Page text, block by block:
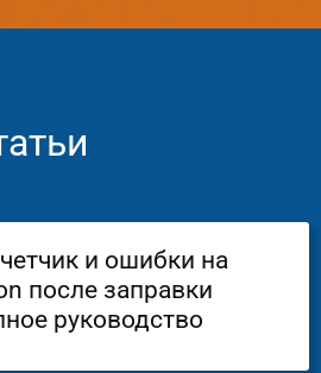
и ошибки на
после заправки
руководство